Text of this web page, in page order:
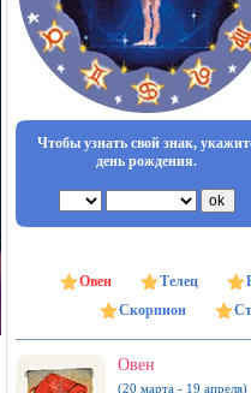
Чтобы узнать свой знак,
день рождения.
Овен Телец
Скорпион
Овен
(20 марта - 19 апреля)